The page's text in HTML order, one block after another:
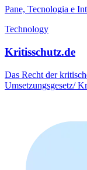
Pane, Tecnologia e
Technology
Kritisschutz.de
Das Recht der
Umsetzungsgesetz/